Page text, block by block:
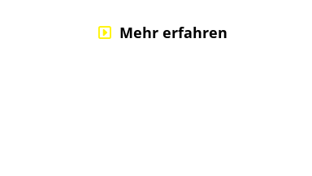
Mehr erfahren